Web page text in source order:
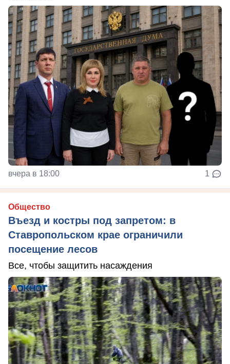
вчера в 18:00 1
Общество
Въезд и костры под запретом: в
Ставропольском крае ограничили
посещение лесов
Все, чтобы защитить насаждения